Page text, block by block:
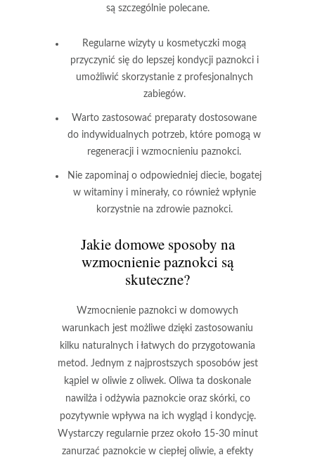
są szczególnie polecane.
Regularne wizyty u kosmetyczki mogą
przyczynić się do lepszej kondycji paznokci i
umożliwić skorzystanie z profesjonalnych
zabiegów.
Warto zastosować preparaty dostosowane
do indywidualnych potrzeb, które pomogą w
regeneracji i wzmocnieniu paznokci.
Nie zapominaj o odpowiedniej diecie, bogatej
w witaminy i minerały, co również wpłynie
korzystnie na zdrowie paznokci.
Jakie domowe sposoby na
wzmocnienie paznokci są
skuteczne?
Wzmocnienie paznokci w domowych
warunkach jest możliwe dzięki zastosowaniu
kilku naturalnych i łatwych do przygotowania
metod. Jednym z najprostszych sposobów jest
kąpiel w oliwie z oliwek. Oliwa ta doskonale
nawilża i odżywia paznokcie oraz skórki, co
pozytywnie wpływa na ich wygląd i kondycję.
Wystarczy regularnie przez około 15-30 minut
zanurzać paznokcie w ciepłej oliwie, a efekty